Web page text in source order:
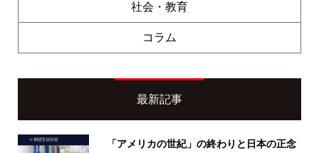
社会・教育
コラム
最新記事
「アメリカの世紀」の終わりと日本の正念